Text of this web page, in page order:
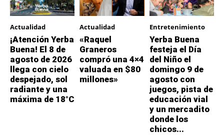
Actualidad
¡Atención Yerba
Buena! El 8 de
agosto de 2026
llega con cielo
despejado, sol
radiante y una
máxima de 18°C
Actualidad
«Raquel
Graneros
compró una 4×4
valuada en $80
millones»
Entretenimiento
Yerba Buena
festeja el Día
del Niño el
domingo 9 de
agosto con
juegos, pista de
educación vial
y un mercadito
donde los
chicos...